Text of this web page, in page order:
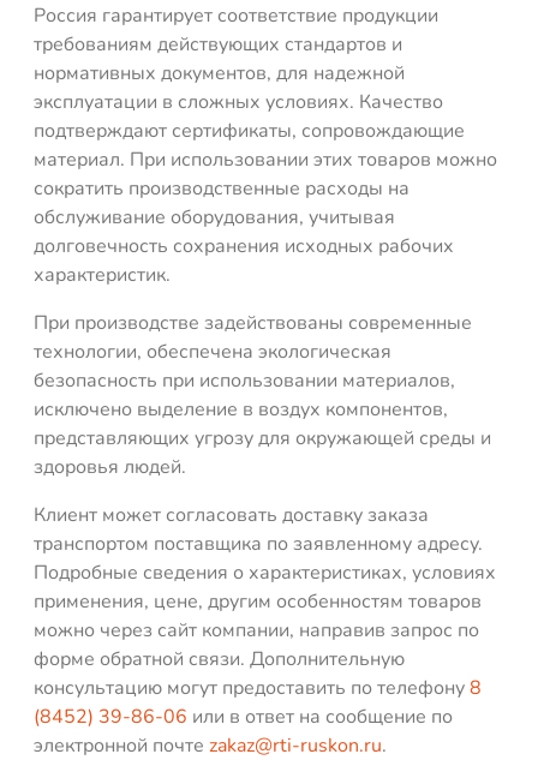
Россия гарантирует соответствие продукции
требованиям действующих стандартов и
нормативных документов, для надежной
эксплуатации в сложных условиях. Качество
подтверждают сертификаты, сопровождающие
материал. При использовании этих товаров можно
сократить производственные расходы на
обслуживание оборудования, учитывая
долговечность сохранения исходных рабочих
характеристик.
При производстве задействованы современные
технологии, обеспечена экологическая
безопасность при использовании материалов,
исключено выделение в воздух компонентов,
представляющих угрозу для окружающей среды и
здоровья людей.
Клиент может согласовать доставку заказа
транспортом поставщика по заявленному адресу.
Подробные сведения о характеристиках, условиях
применения, цене, другим особенностям товаров
можно через сайт компании, направив запрос по
форме обратной связи. Дополнительную
консультацию могут предоставить по телефону8
(8452) 39-86-06 или в ответ на сообщение по
электронной почте zakaz@rti-ruskon.ru.